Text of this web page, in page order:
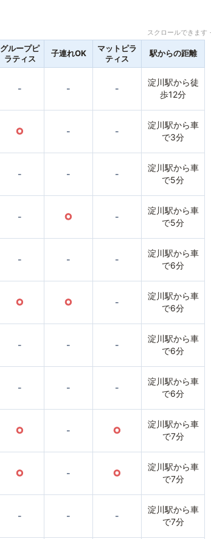
スクロールできま
グループピ
ラティス
子連れOK
マットピラ
ティス
駅からの距離
- - -
淀川駅から徒
歩12分
○ - -
淀川駅から車
で3分
- - -
淀川駅から車
で5分
- ○ -
淀川駅から車
で5分
- - -
淀川駅から車
で6分
○ ○ -
淀川駅から車
で6分
- - -
淀川駅から車
で6分
- - -
淀川駅から車
で6分
○ - ○
淀川駅から車
で7分
○ - ○
淀川駅から車
で7分
- - -
淀川駅から車
で7分